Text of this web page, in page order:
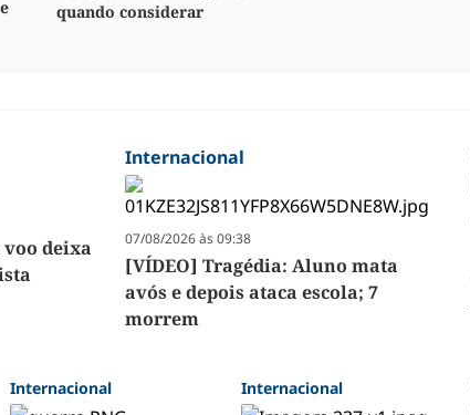
quando considerar
deixa
Internacional
07/08/2026 às 09:38
[VÍDEO] Tragédia: Aluno mata
avós e depois ataca escola; 7
morrem
Internacional Internacional